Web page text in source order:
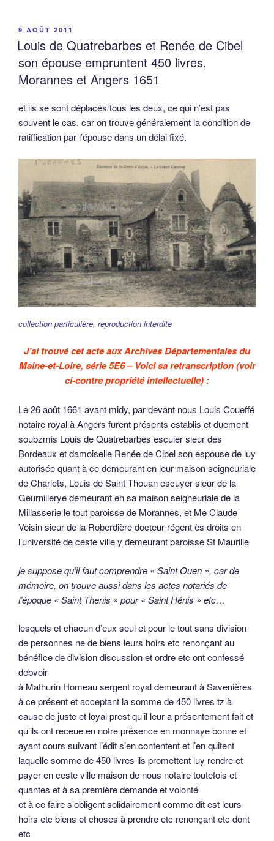
PUBLIÉ
LE
9 AOÛT 2011
Louis de Quatrebarbes et Renée de Cibel
son épouse empruntent 450 livres,
Morannes et Angers 1651
et ils se sont déplacés tous les deux, ce qui n’est pas
souvent le cas, car on trouve généralement la condition de
ratiffication par l’épouse dans un délai fixé.
collection particulière, reproduction interdite
J’ai trouvé cet acte aux Archives Départementales du
Maine-et-Loire, série 5E6 – Voici sa retranscription (voir
ci-contre propriété intellectuelle) :
Le 26 août 1661 avant midy, par devant nous Louis Coueffé
notaire royal à Angers furent présents establis et duement
soubzmis Louis de Quatrebarbes escuier sieur des
Bordeaux et damoiselle Renée de Cibel son espouse de luy
autorisée quant à ce demeurant en leur maison seigneuriale
de Charlets, Louis de Saint Thouan escuyer sieur de la
Geurnillerye demeurant en sa maison seigneuriale de la
Millasserie le tout paroisse de Morannes, et Me Claude
Voisin sieur de la Roberdière docteur régent ès droits en
l’université de ceste ville y demeurant paroisse St Maurille
je suppose qu’il faut comprendre « Saint Ouen », car de
mémoire, on trouve aussi dans les actes notariés de
l’époque « Saint Thenis » pour « Saint Hénis » etc…
lesquels et chacun d’eux seul et pour le tout sans division
de personnes ne de biens leurs hoirs etc renonçant au
bénéfice de division discussion et ordre etc ont confessé
debvoir
à Mathurin Homeau sergent royal demeurant à Savenières
à ce présent et acceptant la somme de 450 livres tz à
cause de juste et loyal prest qu’il leur a présentement fait et
qu’ils ont receue en notre présence en monnaye bonne et
ayant cours suivant l’édit s’en contentent et l’en quitent
laquelle somme de 450 livres ils promettent luy rendre et
payer en ceste ville maison de nous notaire toutefois et
quantes et à sa première demande et volonté
et à ce faire s’obligent solidairement comme dit est leurs
hoirs etc biens et choses à prendre etc renonçant etc dont
etc